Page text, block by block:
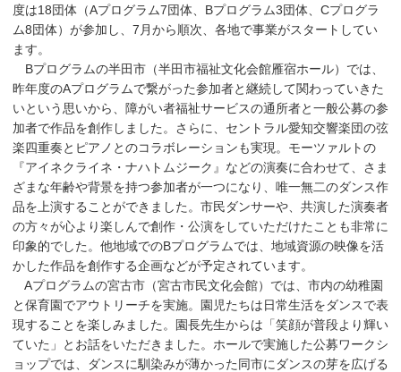
度は18団体（Aプログラム7団体、Bプログラム3団体、Cプログラ
ム8団体）が参加し、7月から順次、各地で事業がスタートしてい
ます。
Bプログラムの半田市（半田市福祉文化会館雁宿ホール）では、
昨年度のAプログラムで繋がった参加者と継続して関わっていきた
いという思いから、障がい者福祉サービスの通所者と一般公募の参
加者で作品を創作しました。さらに、セントラル愛知交響楽団の弦
楽四重奏とピアノとのコラボレーションも実現。モーツァルトの
『アイネクライネ・ナハトムジーク』などの演奏に合わせて、さま
ざまな年齢や背景を持つ参加者が一つになり、唯一無二のダンス作
品を上演することができました。市民ダンサーや、共演した演奏者
の方々が心より楽しんで創作・公演をしていただけたことも非常に
印象的でした。他地域でのBプログラムでは、地域資源の映像を活
かした作品を創作する企画などが予定されています。
Aプログラムの宮古市（宮古市民文化会館）では、市内の幼稚園
と保育園でアウトリーチを実施。園児たちは日常生活をダンスで表
現することを楽しみました。園長先生からは「笑顔が普段より輝い
ていた」とお話をいただきました。ホールで実施した公募ワークシ
ョップでは、ダンスに馴染みが薄かった同市にダンスの芽を広げる